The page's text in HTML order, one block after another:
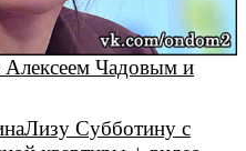
Чадовым и
Лизу Субботину с